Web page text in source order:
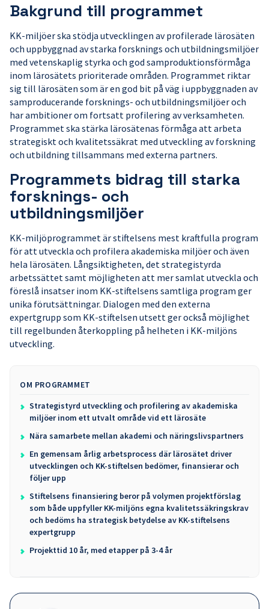
Bakgrund till programmet
KK-miljöer ska stödja utvecklingen av profilerade lärosäten
och uppbyggnad av starka forsknings och utbildningsmiljöer
med vetenskaplig styrka och god samproduktionsförmåga
inom lärosätets prioriterade områden. Programmet riktar
sig till lärosäten som är en god bit på väg i uppbyggnaden av
samproducerande forsknings- och utbildningsmiljöer och
har ambitioner om fortsatt profilering av verksamheten.
Programmet ska stärka lärosätenas förmåga att arbeta
strategiskt och kvalitetssäkrat med utveckling av forskning
och utbildning tillsammans med externa partners.
Programmets bidrag till starka
forsknings- och
utbildningsmiljöer
KK-miljöprogrammet är stiftelsens mest kraftfulla program
för att utveckla och profilera akademiska miljöer och även
hela lärosäten. Långsiktigheten, det strategistyrda
arbetssättet samt möjligheten att mer samlat utveckla och
föreslå insatser inom KK-stiftelsens samtliga program ger
unika förutsättningar. Dialogen med den externa
expertgrupp som KK-stiftelsen utsett ger också möjlighet
till regelbunden återkoppling på helheten i KK-miljöns
utveckling.
OM PROGRAMMET
Strategistyrd utveckling och profilering av akademiska
miljöer inom ett utvalt område vid ett lärosäte
Nära samarbete mellan akademi och näringslivspartners
En gemensam årlig arbetsprocess där lärosätet driver
utvecklingen och KK-stiftelsen bedömer, finansierar och
följer upp
Stiftelsens finansiering beror på volymen projektförslag
som både uppfyller KK-miljöns egna kvalitetssäkringskrav
och bedöms ha strategisk betydelse av KK-stiftelsens
expertgrupp
Projekttid 10 år, med etapper på 3-4 år